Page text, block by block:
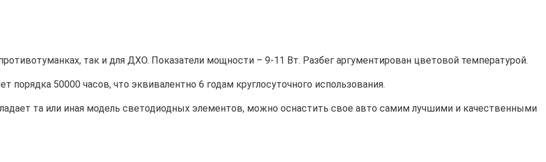
так и для ДХО. Показатели мощности – 9-11 Вт. Разбег аргументирован цветовой температурой.
порядка 50000 часов, что эквивалентно 6 годам круглосуточного использования.
та или иная модель светодиодных элементов, можно оснастить свое авто самим лучшими и качественными